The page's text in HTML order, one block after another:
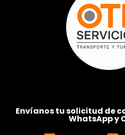
Envíanos tu solicitud de
WhatsApp y